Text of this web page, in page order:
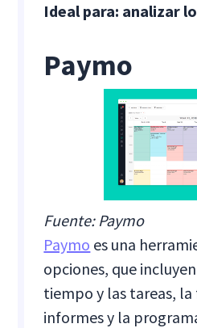
Ideal para: analizar
Paymo
Fuente: Paymo
Paymo es una
opciones, que
tiempo y las tareas,
informes y la